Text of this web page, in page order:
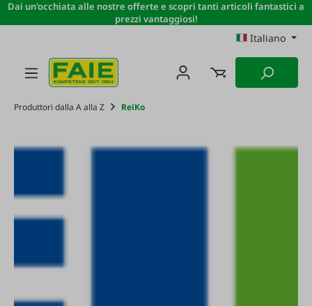
Passa al contenuto principale
Dai un'occhiata alle nostre offerte e scopri tanti articoli fantastici a
prezzi vantaggiosi!
Italiano
Produttori dalla A alla Z ReiKo